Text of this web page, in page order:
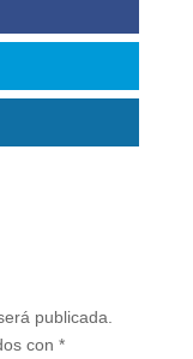
publicada.
con *